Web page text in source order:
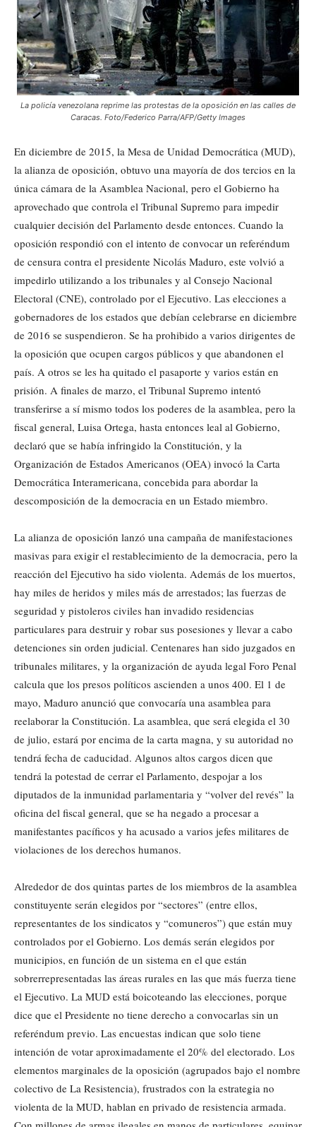
La policía venezolana reprime las protestas de la oposición en las calles de
Caracas. Foto/Federico Parra/AFP/Getty Images
En diciembre de 2015, la Mesa de Unidad Democrática (MUD),
la alianza de oposición, obtuvo una mayoría de dos tercios en la
única cámara de la Asamblea Nacional, pero el Gobierno ha
aprovechado que controla el Tribunal Supremo para impedir
cualquier decisión del Parlamento desde entonces. Cuando la
oposición respondió con el intento de convocar un referéndum
de censura contra el presidente Nicolás Maduro, este volvió a
impedirlo utilizando a los tribunales y al Consejo Nacional
Electoral (CNE), controlado por el Ejecutivo. Las elecciones a
gobernadores de los estados que debían celebrarse en diciembre
de 2016 se suspendieron. Se ha prohibido a varios dirigentes de
la oposición que ocupen cargos públicos y que abandonen el
país. A otros se les ha quitado el pasaporte y varios están en
prisión. A finales de marzo, el Tribunal Supremo intentó
transferirse a sí mismo todos los poderes de la asamblea, pero la
fiscal general, Luisa Ortega, hasta entonces leal al Gobierno,
declaró que se había infringido la Constitución, y la
Organización de Estados Americanos (OEA) invocó la Carta
Democrática Interamericana, concebida para abordar la
descomposición de la democracia en un Estado miembro.
La alianza de oposición lanzó una campaña de manifestaciones
masivas para exigir el restablecimiento de la democracia, pero la
reacción del Ejecutivo ha sido violenta. Además de los muertos,
hay miles de heridos y miles más de arrestados; las fuerzas de
seguridad y pistoleros civiles han invadido residencias
particulares para destruir y robar sus posesiones y llevar a cabo
detenciones sin orden judicial. Centenares han sido juzgados en
tribunales militares, y la organización de ayuda legal Foro Penal
calcula que los presos políticos ascienden a unos 400. El 1 de
mayo, Maduro anunció que convocaría una asamblea para
reelaborar la Constitución. La asamblea, que será elegida el 30
de julio, estará por encima de la carta magna, y su autoridad no
tendrá fecha de caducidad. Algunos altos cargos dicen que
tendrá la potestad de cerrar el Parlamento, despojar a los
diputados de la inmunidad parlamentaria y “volver del revés” la
oficina del fiscal general, que se ha negado a procesar a
manifestantes pacíficos y ha acusado a varios jefes militares de
violaciones de los derechos humanos.
Alrededor de dos quintas partes de los miembros de la asamblea
constituyente serán elegidos por “sectores” (entre ellos,
representantes de los sindicatos y “comuneros”) que están muy
controlados por el Gobierno. Los demás serán elegidos por
municipios, en función de un sistema en el que están
sobrerrepresentadas las áreas rurales en las que más fuerza tiene
el Ejecutivo. La MUD está boicoteando las elecciones, porque
dice que el Presidente no tiene derecho a convocarlas sin un
referéndum previo. Las encuestas indican que solo tiene
intención de votar aproximadamente el 20% del electorado. Los
elementos marginales de la oposición (agrupados bajo el nombre
colectivo de La Resistencia), frustrados con la estrategia no
violenta de la MUD, hablan en privado de resistencia armada.